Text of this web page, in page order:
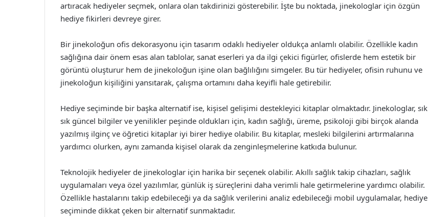
artıracak hediyeler seçmek, onlara olan takdirinizi gösterebilir. İşte bu noktada, jinekologlar için özgün
hediye fikirleri devreye girer.
Bir jinekoloğun ofis dekorasyonu için tasarım odaklı hediyeler oldukça anlamlı olabilir. Özellikle kadın
sağlığına dair önem esas alan tablolar, sanat eserleri ya da ilgi çekici figürler, ofislerde hem estetik bir
görüntü oluşturur hem de jinekoloğun işine olan bağlılığını simgeler. Bu tür hediyeler, ofisin ruhunu ve
jinekoloğun kişiliğini yansıtarak, çalışma ortamını daha keyifli hale getirebilir.
Hediye seçiminde bir başka alternatif ise, kişisel gelişimi destekleyici kitaplar olmaktadır. Jinekologlar, sık
sık güncel bilgiler ve yenilikler peşinde oldukları için, kadın sağlığı, üreme, psikoloji gibi birçok alanda
yazılmış ilginç ve öğretici kitaplar iyi birer hediye olabilir. Bu kitaplar, mesleki bilgilerini artırmalarına
yardımcı olurken, aynı zamanda kişisel olarak da zenginleşmelerine katkıda bulunur.
Teknolojik hediyeler de jinekologlar için harika bir seçenek olabilir. Akıllı sağlık takip cihazları, sağlık
uygulamaları veya özel yazılımlar, günlük iş süreçlerini daha verimli hale getirmelerine yardımcı olabilir.
Özellikle hastalarını takip edebileceği ya da sağlık verilerini analiz edebileceği mobil uygulamalar, hediye
seçiminde dikkat çeken bir alternatif sunmaktadır.